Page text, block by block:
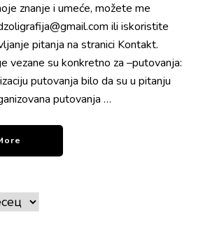
znanje i umeće, možete me
ili iskoristite
pitanja na stranici Kontakt.
vezane su konkretno za –putovanja:
putovanja bilo da su u pitanju
putovanja …